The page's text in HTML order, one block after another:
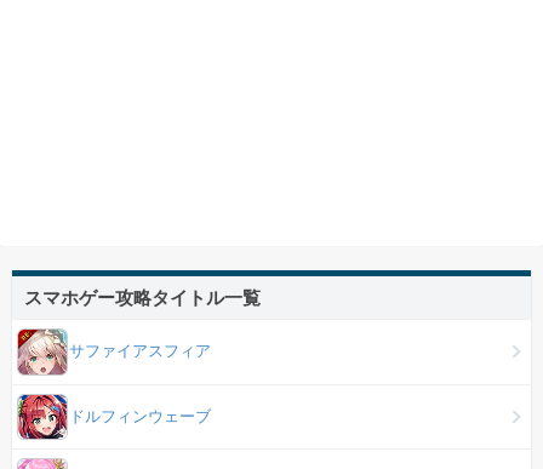
スマホゲー攻略タイトル一覧
サファイアスフィア
ドルフィンウェーブ